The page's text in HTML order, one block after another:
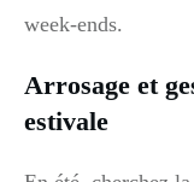
week-ends.
Arrosage et
estivale